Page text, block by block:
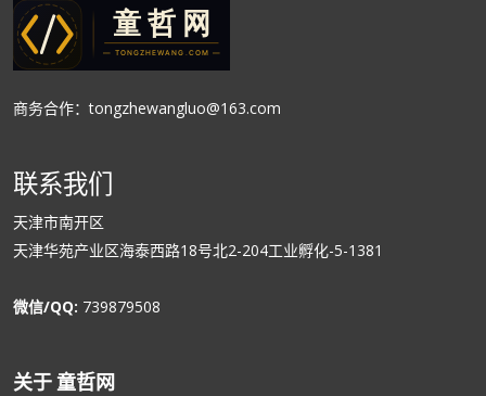
商务合作：tongzhewangluo@163.com
联系我们
天津市南开区
天津华苑产业区海泰西路18号北2-204工业孵化-5-1381
微信/QQ: 739879508
关于 童哲网